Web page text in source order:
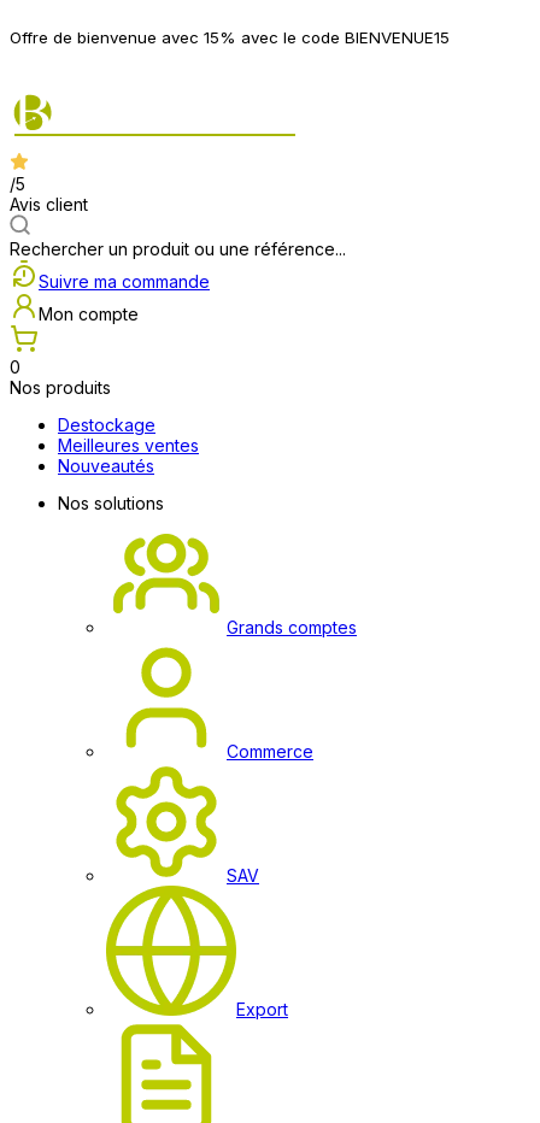
Offre de bienvenue avec 15% avec le code BIENVENUE15
/5
Avis client
Rechercher un produit ou une référence...
Suivre ma commande
Mon compte
0
Nos produits
Destockage
Meilleures ventes
Nouveautés
Nos solutions
Grands comptes
Commerce
SAV
Export